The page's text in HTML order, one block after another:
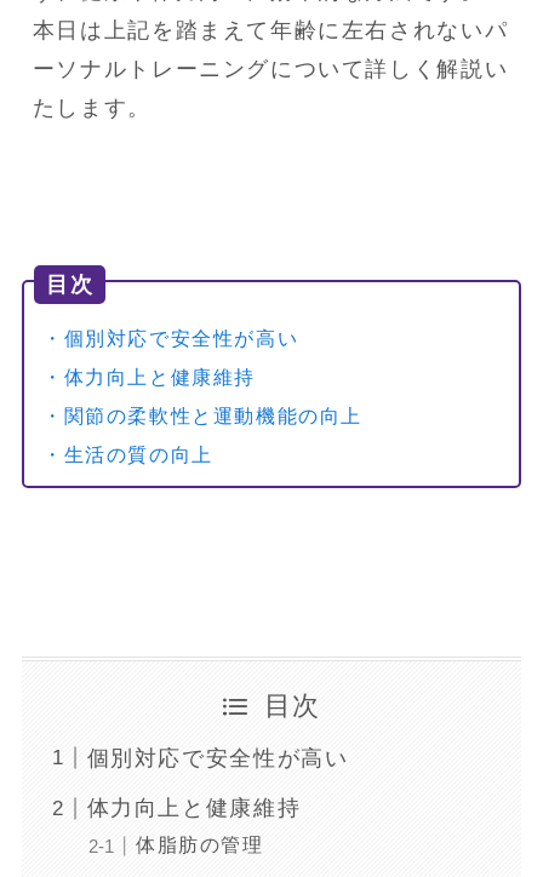
本日は上記を踏まえて年齢に左右されないパ
ーソナルトレーニングについて詳しく解説い
たします。
目次
・個別対応で安全性が高い
・体力向上と健康維持
・関節の柔軟性と運動機能の向上
・生活の質の向上
目次
個別対応で安全性が高い
体力向上と健康維持
体脂肪の管理